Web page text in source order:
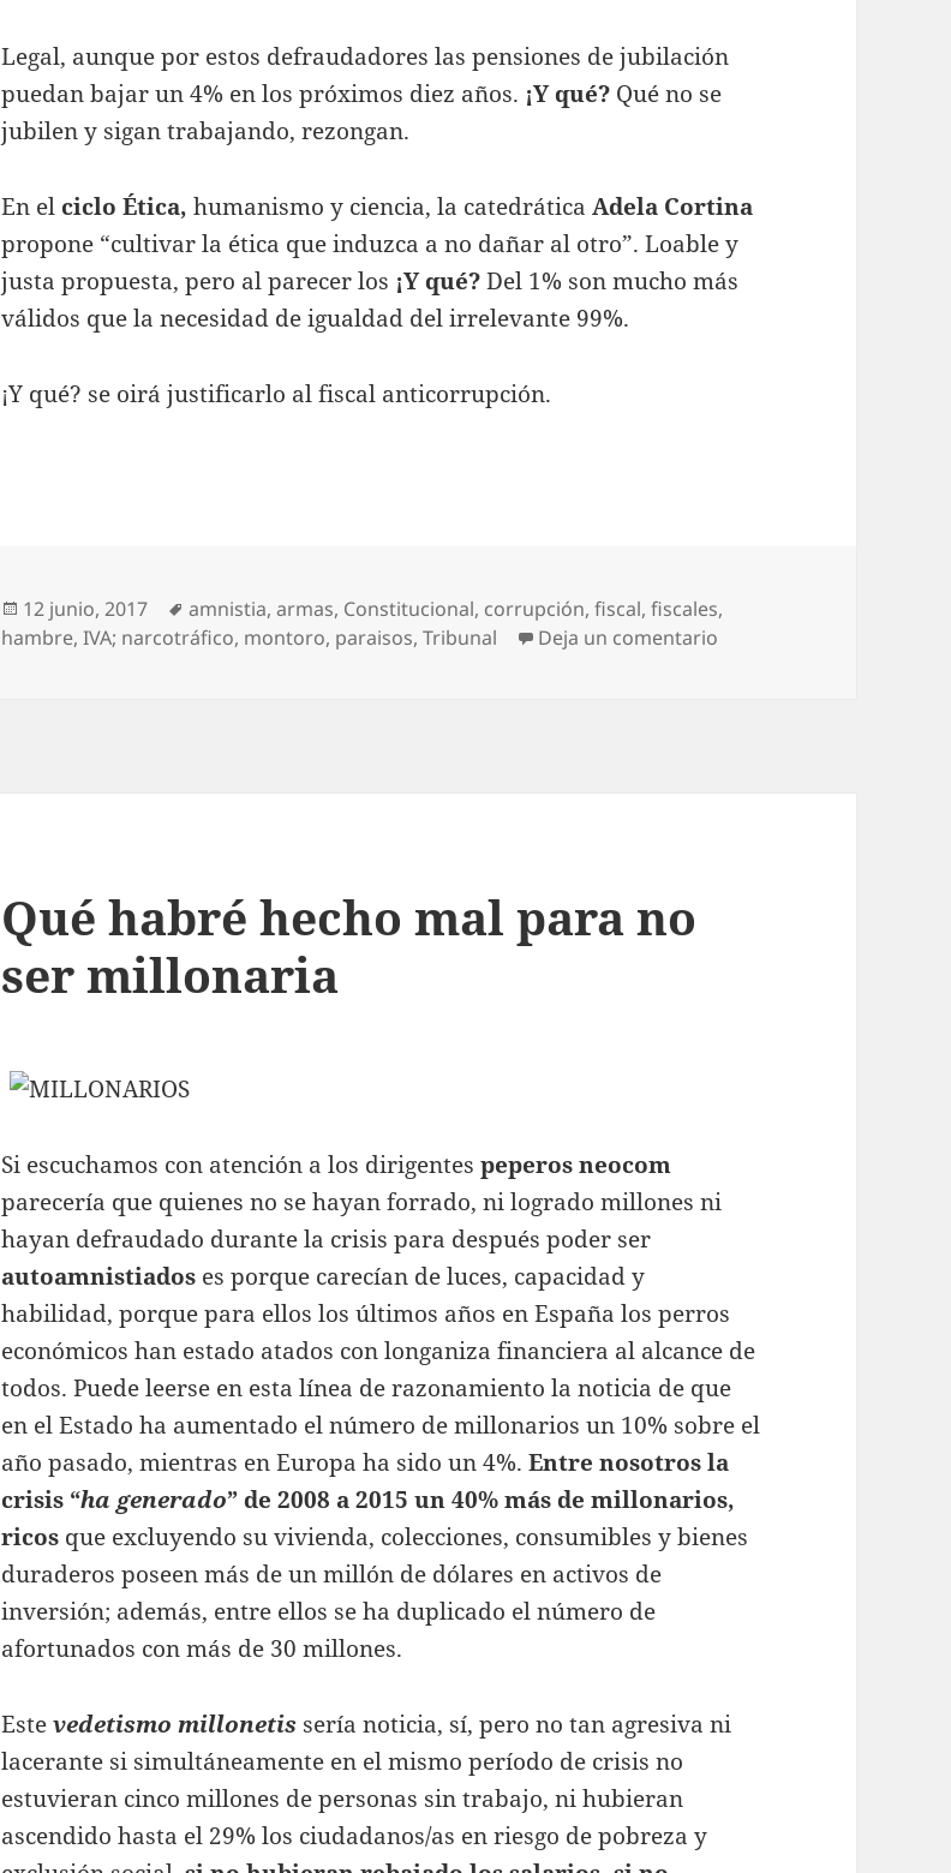
Legal, aunque por estos defraudadores las pensiones de jubilación
puedan bajar un 4% en los próximos diez años. ¡Y qué? Qué no se
jubilen y sigan trabajando, rezongan.
En el ciclo Ética, humanismo y ciencia, la catedráticaAdela Cortina
propone “cultivar la ética que induzca a no dañar al otro”. Loable y
justa propuesta, pero al parecer los ¡Y qué?Del 1% son mucho más
válidos que la necesidad de igualdad del irrelevante 99%.
¡Y qué? se oirá justificarlo al fiscal anticorrupción.
Publicado
el
12 junio, 2017 Etiquetas
amnistia,armas, Constitucional, corrupción,fiscal,fiscales,
hambre,IVA; narcotráfico, montoro, paraisos,Tribunal Deja un comentario
Qué habré hecho mal para no
ser millonaria
Si escuchamos con atención a los dirigentes peperos neocom
parecería que quienes no se hayan forrado, ni logrado millones ni
hayan defraudado durante la crisis para después poder ser
autoamnistiados es porque carecían de luces, capacidad y
habilidad, porque para ellos los últimos años en España los perros
económicos han estado atados con longaniza financiera al alcance de
todos. Puede leerse en esta línea de razonamiento la noticia de que
en el Estado ha aumentado el número de millonarios un 10% sobre el
año pasado, mientras en Europa ha sido un 4%.Entre nosotros la
crisis “ha generado” de 2008 a 2015 un 40% más de millonarios,
ricos que excluyendo su vivienda, colecciones, consumibles y bienes
duraderos poseen más de un millón de dólares en activos de
inversión; además, entre ellos se ha duplicado el número de
afortunados con más de 30 millones.
Estevedetismo millonetis sería noticia, sí, pero no tan agresiva ni
lacerante si simultáneamente en el mismo período de crisis no
estuvieran cinco millones de personas sin trabajo, ni hubieran
ascendido hasta el 29% los ciudadanos/as en riesgo de pobreza y